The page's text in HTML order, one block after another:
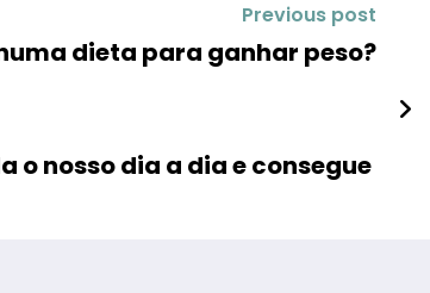
Previous post
dieta para ganhar peso?
o nosso dia a dia e consegue